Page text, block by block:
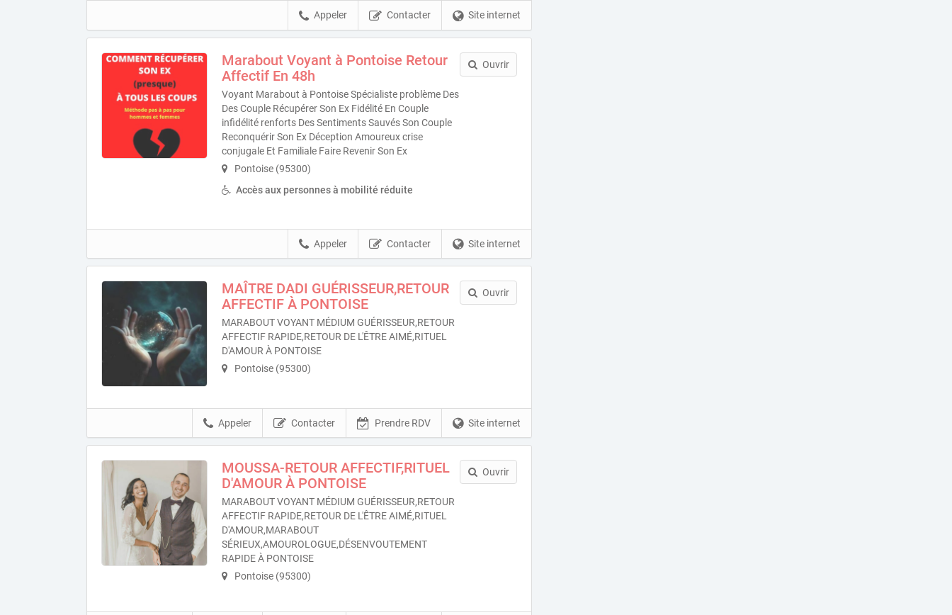
Site internet
Contacter
Appeler
Marabout Voyant à Pontoise Retour
Affectif En 48h
Voyant Marabout à Pontoise Spécialiste problème Des
Des Couple Récupérer Son Ex Fidélité En Couple
infidélité renforts Des Sentiments Sauvés Son Couple
Reconquérir Son Ex Déception Amoureux crise
conjugale Et Familiale Faire Revenir Son Ex
Pontoise (95300)
Accès aux personnes à mobilité réduite
Ouvrir
Site internet
Contacter
Appeler
MAÎTRE DADI GUÉRISSEUR,RETOUR
AFFECTIF À PONTOISE
MARABOUT VOYANT MÉDIUM GUÉRISSEUR,RETOUR
AFFECTIF RAPIDE,RETOUR DE L'ÊTRE AIMÉ,RITUEL
D'AMOUR À PONTOISE
Pontoise (95300)
Ouvrir
Site internet
Prendre RDV
Contacter
Appeler
MOUSSA-RETOUR AFFECTIF,RITUEL
D'AMOUR À PONTOISE
MARABOUT VOYANT MÉDIUM GUÉRISSEUR,RETOUR
AFFECTIF RAPIDE,RETOUR DE L'ÊTRE AIMÉ,RITUEL
D'AMOUR,MARABOUT
SÉRIEUX,AMOUROLOGUE,DÉSENVOUTEMENT
RAPIDE À PONTOISE
Pontoise (95300)
Ouvrir